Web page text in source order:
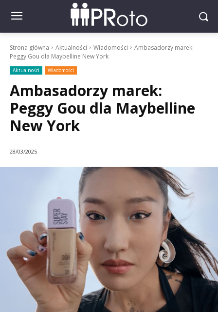
Strona główna Aktualności Wiadomości
Ambasadorzy marek:
Peggy Gou dla Maybelline New York
Aktualności Wiadomości
Ambasadorzy marek:
Peggy Gou dla Maybelline
New York
28/03/2025